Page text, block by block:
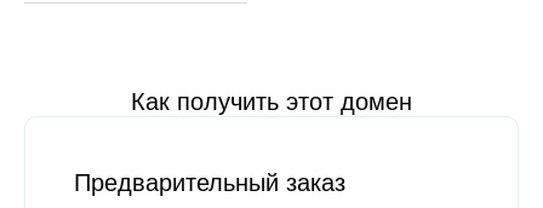
Как получить этот домен
Предварительный заказ